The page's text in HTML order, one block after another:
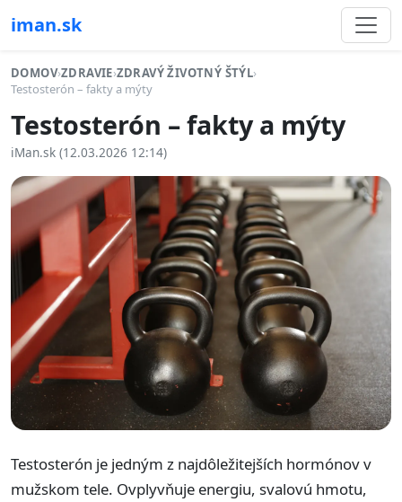
iman.sk
DOMOV›ZDRAVIE›ZDRAVÝ ŽIVOTNÝ ŠTÝL›
Testosterón – fakty a mýty
Testosterón – fakty a mýty
iMan.sk (12.03.2026 12:14)
Testosterón je jedným z najdôležitejších hormónov v
mužskom tele. Ovplyvňuje energiu, svalovú hmotu,